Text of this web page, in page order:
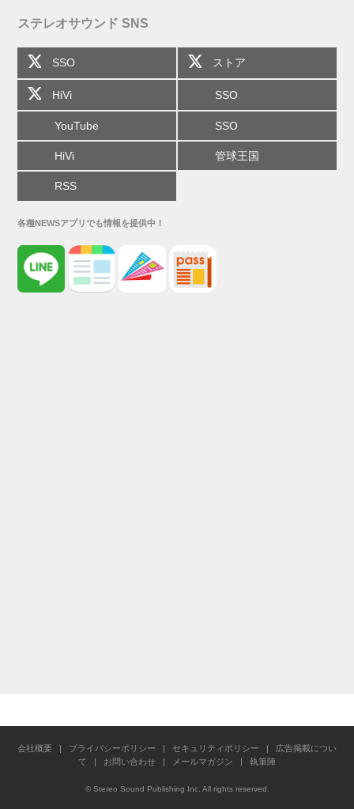
ステレオサウンド SNS
SSO ストア
HiVi SSO
YouTube SSO
HiVi 管球王国
RSS
各種NEWSアプリでも情報を提供中！
会社概要 プライバシーポリシー セキュリティポリシー
広告掲載につい
て
お問い合わせ メールマガジン 執筆陣
© Stereo Sound Publishing Inc. All rights reserved.